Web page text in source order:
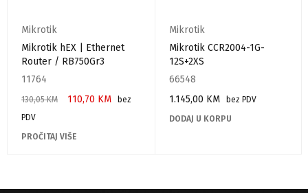
Mikrotik
Mikrotik hEX | Ethernet
Router / RB750Gr3
11764
130,05KM 110,70 KM
bez
PDV
PROČITAJ VIŠE
Mikrotik
Mikrotik CCR2004-1G-
12S+2XS
66548
1.145,00 KM
bez PDV
DODAJ U KORPU